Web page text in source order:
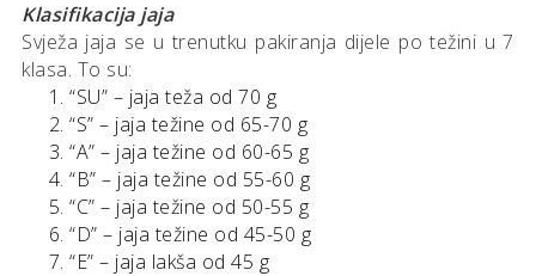
Klasifikacija jaja
Svježa jaja se u trenutku pakiranja dijele po težini u 7
klasa. To su:
“SU” – jaja teža od 70 g
“S” – jaja težine od 65-70 g
“A” – jaja težine od 60-65 g
“B” – jaja težine od 55-60 g
“C” – jaja težine od 50-55 g
“D” – jaja težine od 45-50 g
“E” – jaja lakša od 45 g